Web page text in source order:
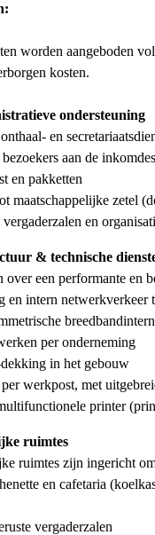
worden aangeboden
kosten.
ondersteuning
en
aan de
en pakketten
maatschappelijke zetel
en
& technische
een performante en
en intern netwerkverkeer
per onderneming
in het gebouw
werkpost, met
printer
ruimtes
ruimtes zijn ingericht
en cafetaria
vergaderzalen